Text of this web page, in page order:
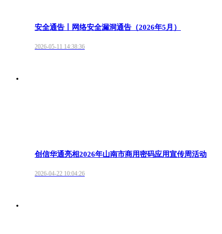
安全通告丨网络安全漏洞通告（2026年5月）
2026-05-11 14:38:36
创信华通亮相2026年山南市商用密码应用宣传周活动
2026-04-22 10:04:26